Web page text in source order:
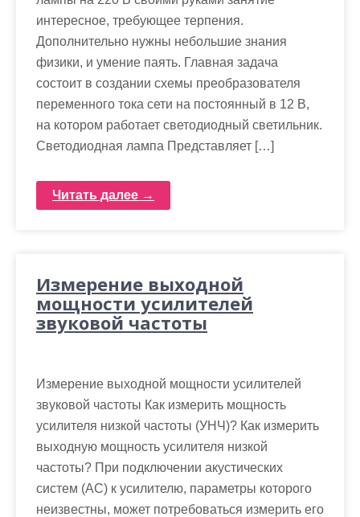
интересное, требующее терпения.
Дополнительно нужны небольшие знания
физики, и умение паять. Главная задача
состоит в создании схемы преобразователя
переменного тока сети на постоянный в 12 В,
на котором работает светодиодный светильник.
Светодиодная лампа Представляет […]
Читать далее →
Измерение выходной
мощности усилителей
звуковой частоты
Измерение выходной мощности усилителей
звуковой частоты Как измерить мощность
усилителя низкой частоты (УНЧ)? Как измерить
выходную мощность усилителя низкой
частоты? При подключении акустических
систем (АС) к усилителю, параметры которого
неизвестны, может потребоваться измерить его